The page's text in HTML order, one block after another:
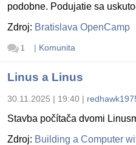
podobne. Podujatie sa
Zdroj: Bratislava OpenCamp
1 | Komunita
Linus a Linus
30.11.2025 | 19:40 |
Stavba počítača dvomi
Zdroj: Building a Computer